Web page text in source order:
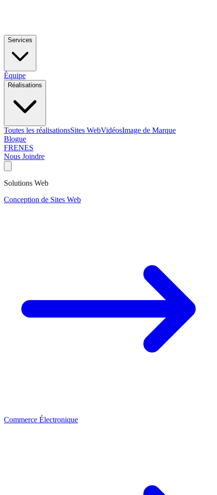
Services
Équipe
Réalisations
Toutes les réalisationsSites WebVidéosImage de Marque
Blogue
FRENES
Nous Joindre
Solutions Web
Conception de Sites Web
Commerce Électronique